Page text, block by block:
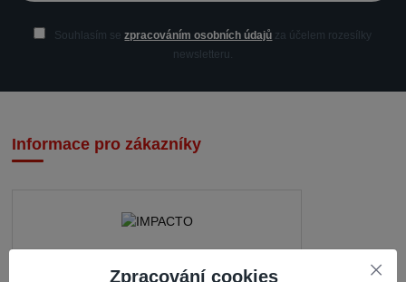
Souhlasím sezpracováním osobních údajů za účelem rozesílky
newsletteru.
Informace pro zákazníky
IMPACTO – Ingrid KaczorováZpracování cookies